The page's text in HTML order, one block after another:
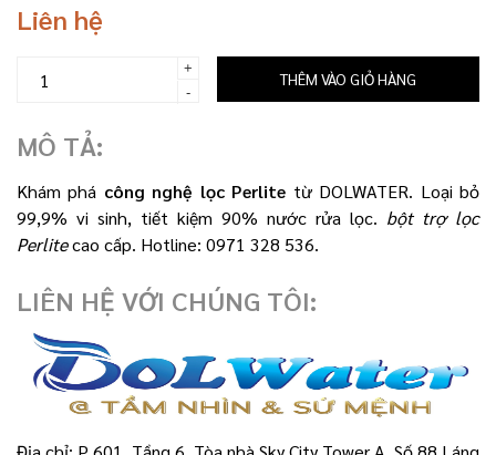
Liên hệ
+
-
THÊM VÀO GIỎ HÀNG
MÔ TẢ:
Khám phá công nghệ lọc Perlite từ DOLWATER. Loại bỏ
99,9% vi sinh, tiết kiệm 90% nước rửa lọc. bột trợ lọc
Perlitecao cấp. Hotline: 0971 328 536.
LIÊN HỆ VỚI CHÚNG TÔI: